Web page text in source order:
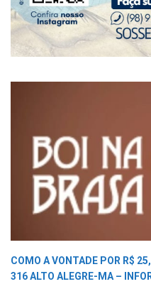
COMO A VONTADE POR R$
316 ALTO ALEGRE-MA –